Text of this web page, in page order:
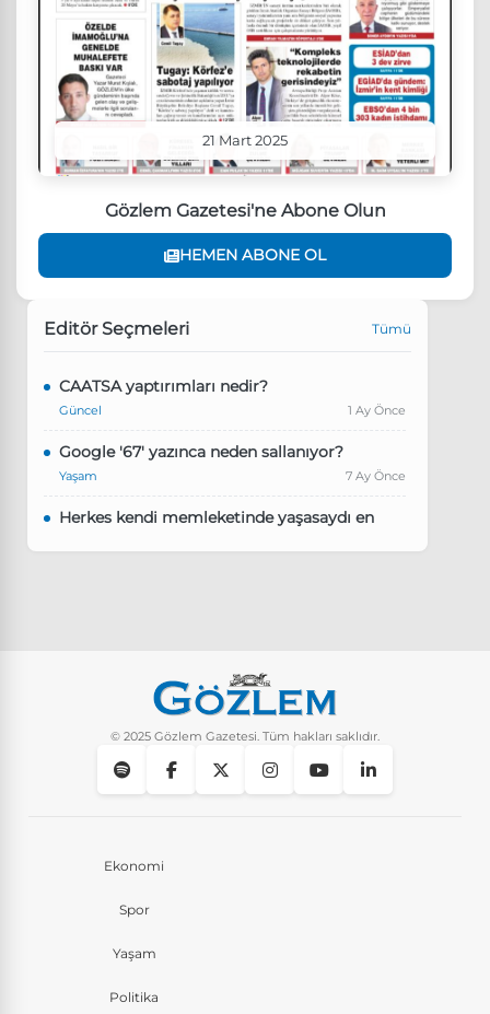
21 Mart 2025
Gözlem Gazetesi'ne Abone Olun
HEMEN ABONE OL
Editör Seçmeleri Tümü
CAATSA yaptırımları nedir?
Güncel 1 Ay Önce
Google '67' yazınca neden sallanıyor?
Yaşam 7 Ay Önce
Herkes kendi memleketinde yaşasaydı en
Instagram’da keşfet nasıl temizlenir?
© 2025 Gözlem Gazetesi. Tüm hakları saklıdır.
Ekonomi
Spor
Yaşam
Politika